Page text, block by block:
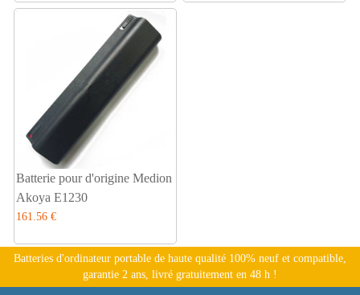
Batterie pour d'origine Medion
Akoya E1230
161.56 €
Batteries d'ordinateur portable de haute qualité 100% neuf et compatible,
garantie 2 ans, livré gratuitement en 48 h !